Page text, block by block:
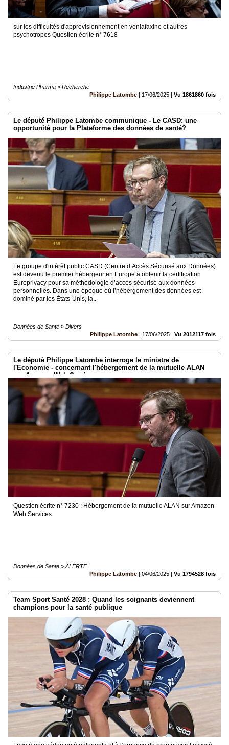
sur les difficultés d'approvisionnement en venlafaxine et autres
psychotropes Question écrite n° 7618
Industrie Pharma » Recherche
Philippe Latombe | 17/06/2025 | Vu 1861860 fois
Le député Philippe Latombe communique - Le CASD: une
opportunité pour la Plateforme des données de santé?
Le groupe d'intérêt public CASD (Centre d’Accès Sécurisé aux Données)
est devenu le premier hébergeur en Europe à obtenir la certification
Europrivacy pour sa méthodologie d’accès sécurisé aux données
personnelles. Dans une époque où l’hébergement des données est
dominé par les États-Unis, la..
Données de Santé » Divers
Philippe Latombe | 17/06/2025 | Vu 2012117 fois
Le député Philippe Latombe interroge le ministre de
l'Economie - concernant l'hébergement de la mutuelle ALAN
sur Amazon Web Services
Question écrite n° 7230 : Hébergement de la mutuelle ALAN sur Amazon
Web Services
Données de Santé » ALERTE
Philippe Latombe | 04/06/2025 | Vu 1794528 fois
Team Sport Santé 2028 : Quand les soignants deviennent
champions pour la santé publique